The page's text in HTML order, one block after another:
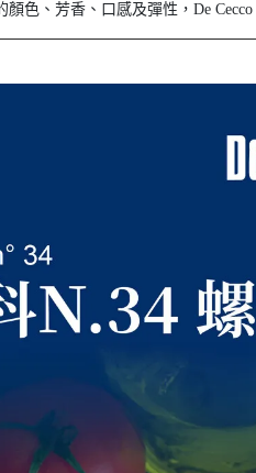
色、芳香、口感及彈性，De